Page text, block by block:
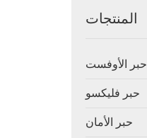
المنتجات
حبر الأوفست
حبر فليكسو
حبر الأمان